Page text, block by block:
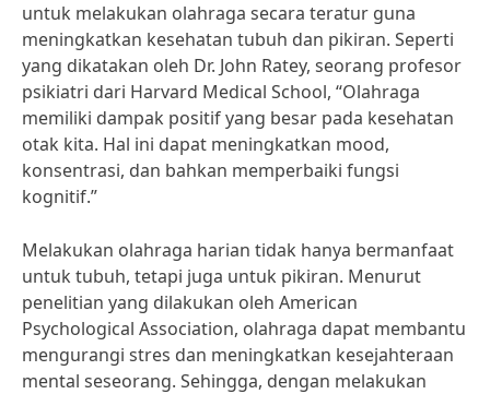
untuk melakukan olahraga secara teratur guna
meningkatkan kesehatan tubuh dan pikiran. Seperti
yang dikatakan oleh Dr. John Ratey, seorang profesor
psikiatri dari Harvard Medical School, “Olahraga
memiliki dampak positif yang besar pada kesehatan
otak kita. Hal ini dapat meningkatkan mood,
konsentrasi, dan bahkan memperbaiki fungsi
kognitif.”
Melakukan olahraga harian tidak hanya bermanfaat
untuk tubuh, tetapi juga untuk pikiran. Menurut
penelitian yang dilakukan oleh American
Psychological Association, olahraga dapat membantu
mengurangi stres dan meningkatkan kesejahteraan
mental seseorang. Sehingga, dengan melakukan